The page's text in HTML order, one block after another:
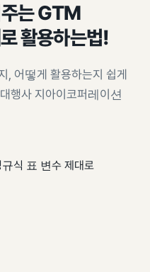
는 GTM
활용하는법!
어떻게 활용하는지 쉽게
행사 지아이코퍼레이션
식 표 변수 제대로